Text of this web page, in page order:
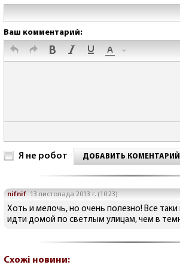
Ваш комментарий:
Я не робот ДОБАВИТЬ КОМЕНТАРИЙ
nifnif 13 листопада 2013 г. (10:23)
Хоть и мелочь, но очень полезно! Все таки
идти домой по светлым улицам, чем в
Схожі новини: